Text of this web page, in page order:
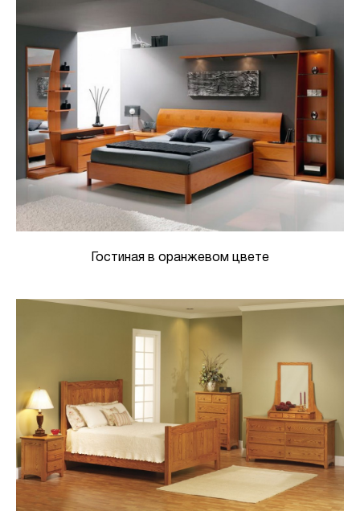
Гостиная в оранжевом цвете